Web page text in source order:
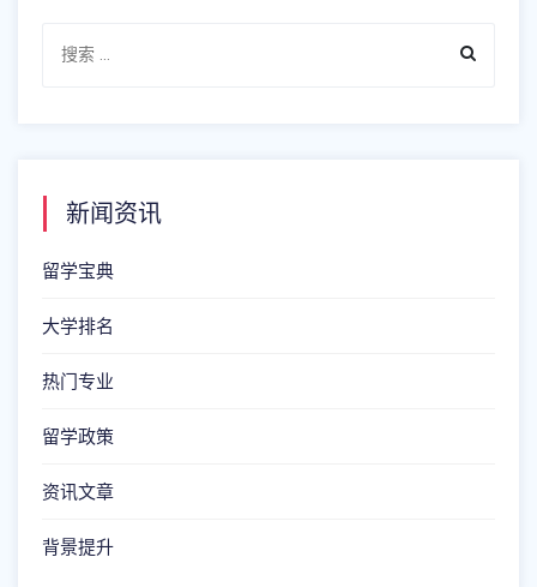
新闻资讯
留学宝典
大学排名
热门专业
留学政策
资讯文章
背景提升